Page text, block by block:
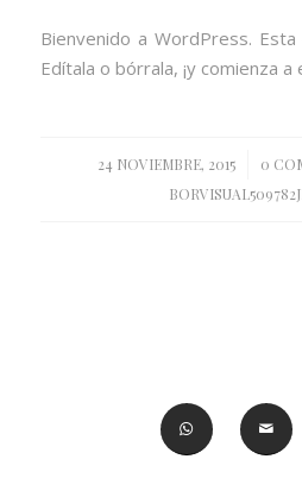
Bienvenido a WordPress.
Edítala o bórrala, ¡y comienza a
24 NOVIEMBRE, 2015
/ 0